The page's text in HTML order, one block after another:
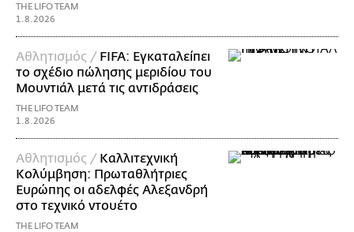
THE LIFO TEAM
1.8.2026
Αθλητισμός / FIFA: Εγκαταλείπει
το σχέδιο πώλησης μεριδίου του
Μουντιάλ μετά τις αντιδράσεις
THE LIFO TEAM
1.8.2026
Αθλητισμός / Καλλιτεχνική
Κολύμβηση: Πρωταθλήτριες
Ευρώπης οι αδελφές Αλεξανδρή
στο τεχνικό ντουέτο
THE LIFO TEAM